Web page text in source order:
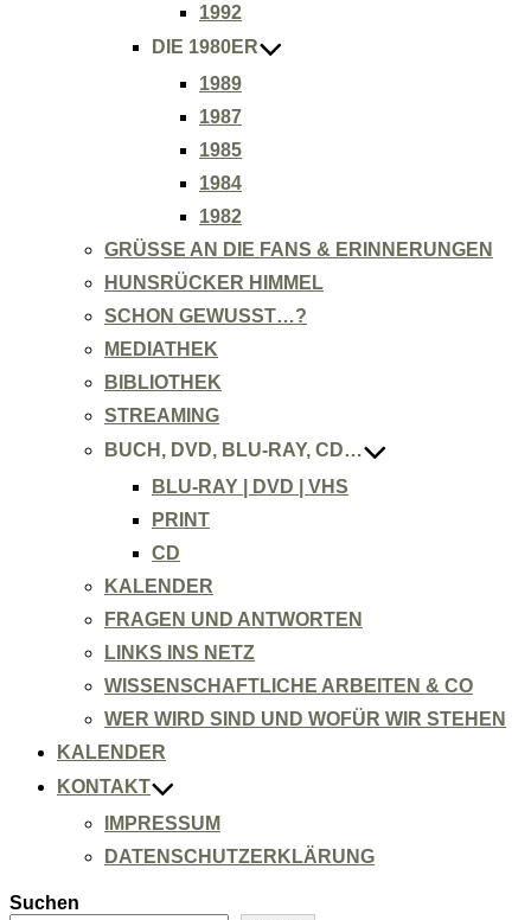
1992
DIE 1980ER
1989
1987
1985
1984
1982
GRÜSSE AN DIE FANS & ERINNERUNGEN
HUNSRÜCKER HIMMEL
SCHON GEWUSST…?
MEDIATHEK
BIBLIOTHEK
STREAMING
BUCH, DVD, BLU-RAY, CD…
BLU-RAY | DVD | VHS
PRINT
CD
KALENDER
FRAGEN UND ANTWORTEN
LINKS INS NETZ
WISSENSCHAFTLICHE ARBEITEN & CO
WER WIRD SIND UND WOFÜR WIR STEHEN
KALENDER
KONTAKT
IMPRESSUM
DATENSCHUTZERKLÄRUNG
Suchen